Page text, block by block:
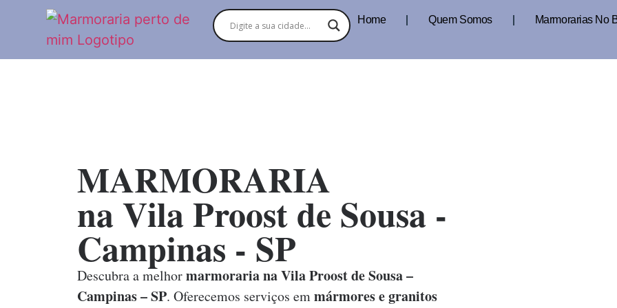
Home Quem Somos Marmorarias No
MARMORARIA
na Vila Proost de Sousa -
Campinas - SP
Descubra a melhormarmoraria na Vila Proost de Sousa –
Campinas – SP. Oferecemos serviços emmármores e granitos